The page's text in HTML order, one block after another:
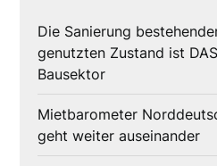
Die Sanierung
genutzten Zustand ist
Bausektor
Mietbarometer
geht weiter auseinander